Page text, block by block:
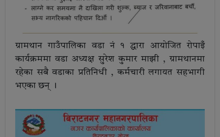
ग्रामथान गाउँपालिका वडा नं १ द्धारा आयोजित रोपाइँ
कार्यक्रममा वडा अध्यक्ष सुरेश कुमार माझी , ग्रामथानमा
रहेका सबै वडाका प्रतिनिधी , कर्मचारी लगायत सहभागी
भएका छन् ।